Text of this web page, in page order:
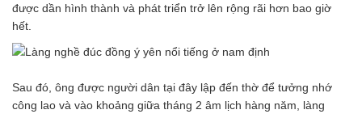
được dần hình thành và phát triển trở lên rộng rãi hơn bao giờ
hết.
Sau đó, ông được người dân tại đây lập đến thờ để tưởng nhớ
công lao và vào khoảng giữa tháng 2 âm lịch hàng năm, làng